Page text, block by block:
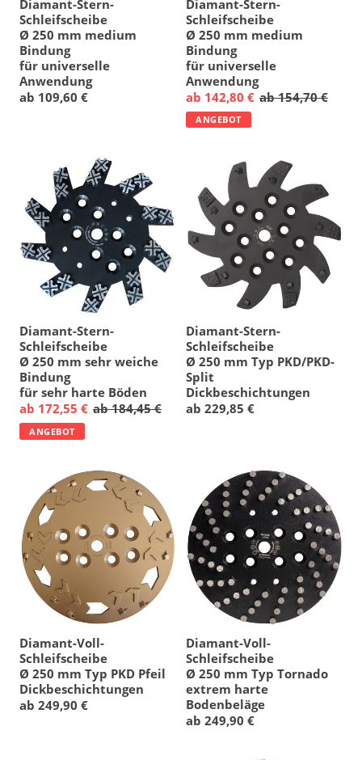
Diamant-Stern-
Schleifscheibe
Ø 250 mm medium
Bindung
für universelle
Anwendung
ab 109,60 €
Diamant-Stern-
Schleifscheibe
Ø 250 mm medium
Bindung
für universelle
Anwendung
ab 142,80 € ab 154,70 €
ANGEBOT
Diamant-Stern-
Schleifscheibe
Ø 250 mm sehr weiche
Bindung
für sehr harte Böden
ab 172,55 € ab 184,45 €
ANGEBOT
Diamant-Stern-
Schleifscheibe
Ø 250 mm Typ PKD/PKD-
Split
Dickbeschichtungen
ab 229,85 €
Diamant-Voll-
Schleifscheibe
Ø 250 mm Typ PKD Pfeil
Dickbeschichtungen
ab 249,90 €
Diamant-Voll-
Schleifscheibe
Ø 250 mm Typ Tornado
extrem harte
Bodenbeläge
ab 249,90 €